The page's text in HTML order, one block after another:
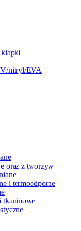
klapki
nitryl/EVA
oraz z tworzyw
i termoodporne
tkaninowe